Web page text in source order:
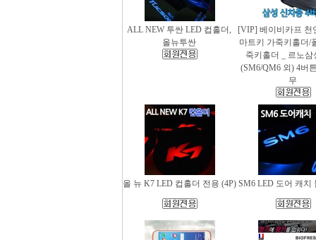
ALL NEW 투싼 LED 컵홀더,
올뉴투싼
[VIP] 베이비카프 천
마트키 가죽키홀더/
죽키홀더 _ 르노삼
(SM6/QM6 외) 4버
무
올 뉴 K7 LED 컵홀더 전용 (4P) SM6 LED 도어 캐치